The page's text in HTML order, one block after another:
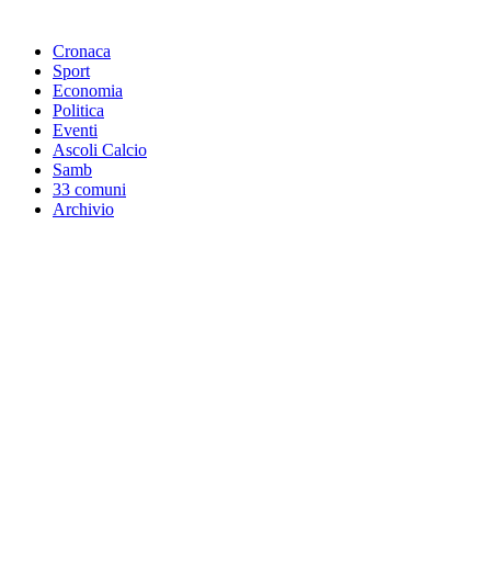
Cronaca
Sport
Economia
Politica
Eventi
Ascoli Calcio
Samb
33 comuni
Archivio